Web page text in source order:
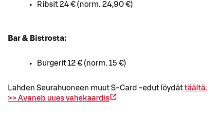
Ribsit 24 € (norm. 24,90 €)
Bar & Bistrosta:
Burgerit 12 € (norm. 15 €)
Lahden Seurahuoneen muut S-Card -edut löydättäältä.
>>Avaneb uues vahekaardis